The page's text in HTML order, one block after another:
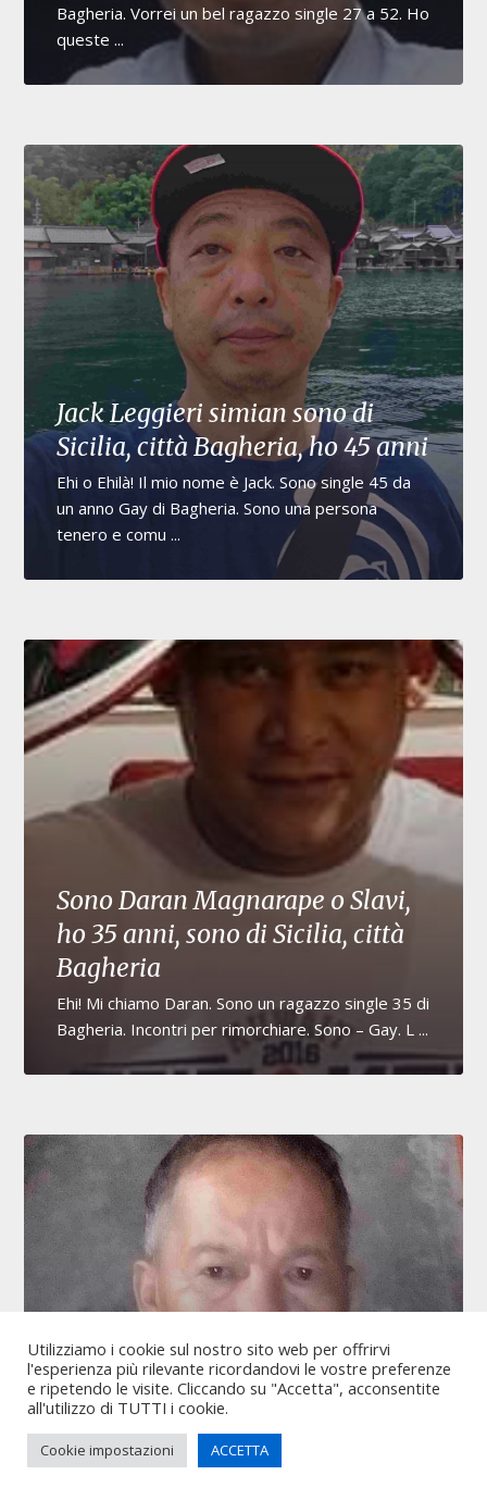
Bagheria. Vorrei un bel ragazzo single 27 a 52. Ho
queste ...
Jack Leggieri simian sono di
Sicilia, città Bagheria, ho 45 anni
Ehi o Ehilà! Il mio nome è Jack. Sono single 45 da
un anno Gay di Bagheria. Sono una persona
tenero e comu ...
Sono Daran Magnarape o Slavi,
ho 35 anni, sono di Sicilia, città
Bagheria
Ehi! Mi chiamo Daran. Sono un ragazzo single 35 di
Bagheria. Incontri per rimorchiare. Sono – Gay. L ...
Sono Alfio Galbo o
mike+nemenzo, ho 61 anni, sono
di Sicilia, città Bagheria
Ciao! Sono Alfio. Ho 61 anni e Bisessuale e vivo a
Utilizziamo i cookie sul nostro sito web per offrirvi
l'esperienza più rilevante ricordandovi le vostre preferenze
e ripetendo le visite. Cliccando su "Accetta", acconsentite
all'utilizzo di TUTTI i cookie.
Cookie impostazioni ACCETTA